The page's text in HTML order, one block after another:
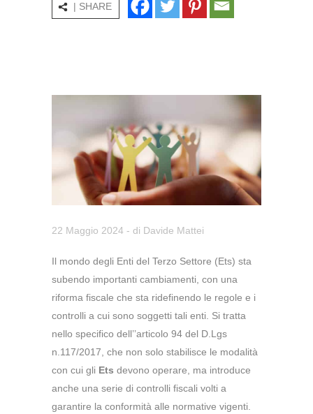
| SHARE
22 Maggio 2024 - di Davide Mattei
Il mondo degli Enti del Terzo Settore (Ets) sta
subendo importanti cambiamenti, con una
riforma fiscale che sta ridefinendo le regole e i
controlli a cui sono soggetti tali enti. Si tratta
nello specifico dell’’articolo 94 del D.Lgs
n.117/2017, che non solo stabilisce le modalità
con cui gli Ets devono operare, ma introduce
anche una serie di controlli fiscali volti a
garantire la conformità alle normative vigenti.